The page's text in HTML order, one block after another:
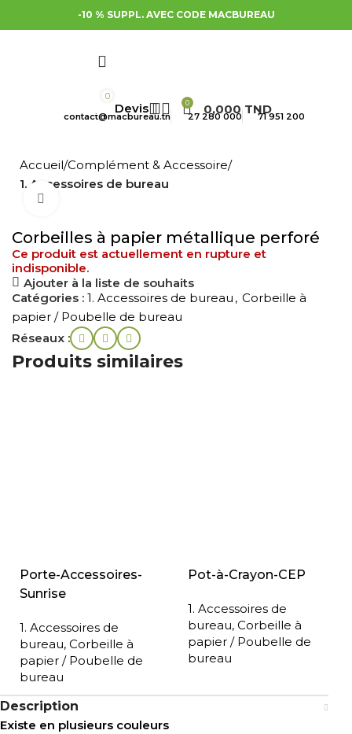
-10 % SUPPL. AVEC CODE MACBUREAU
0
0 0,000TND
contact@macbureau.tn 27 280 000 71 951 200
Accueil Complément & Accessoire
1. Accessoires de bureau
Corbeilles à papier métallique perforé
Ce produit est actuellement en rupture et
indisponible.
Ajouter à la liste de souhaits
Catégories : 1. Accessoires de bureau , Corbeille à
papier / Poubelle de bureau
Réseaux :
Produits similaires
Porte-Accessoires-
Sunrise
1. Accessoires de
bureau, Corbeille à
papier / Poubelle de
bureau
Pot-à-Crayon-CEP
1. Accessoires de
bureau, Corbeille à
papier / Poubelle de
bureau
Description
Existe en plusieurs couleurs